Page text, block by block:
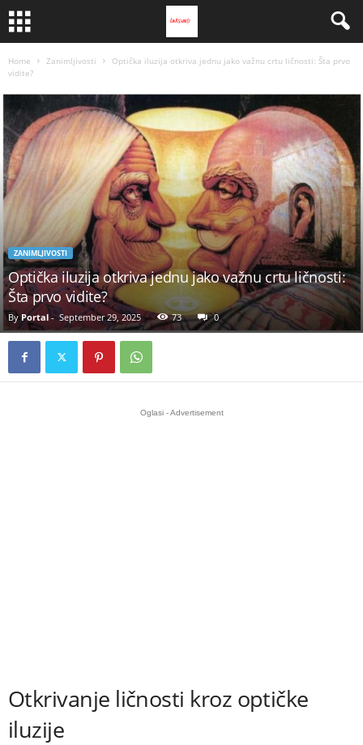
Home Zanimljivosti
Optička iluzija otkriva jednu jako važnu crtu ličnosti: Šta prvo
vidite?
ZANIMLJIVOSTI
Optička iluzija otkriva jednu jako važnu crtu ličnosti:
Šta prvo vidite?
By Portal- September 29, 2025 73 0
Oglasi - Advertisement
Otkrivanje ličnosti kroz optičke
iluzije